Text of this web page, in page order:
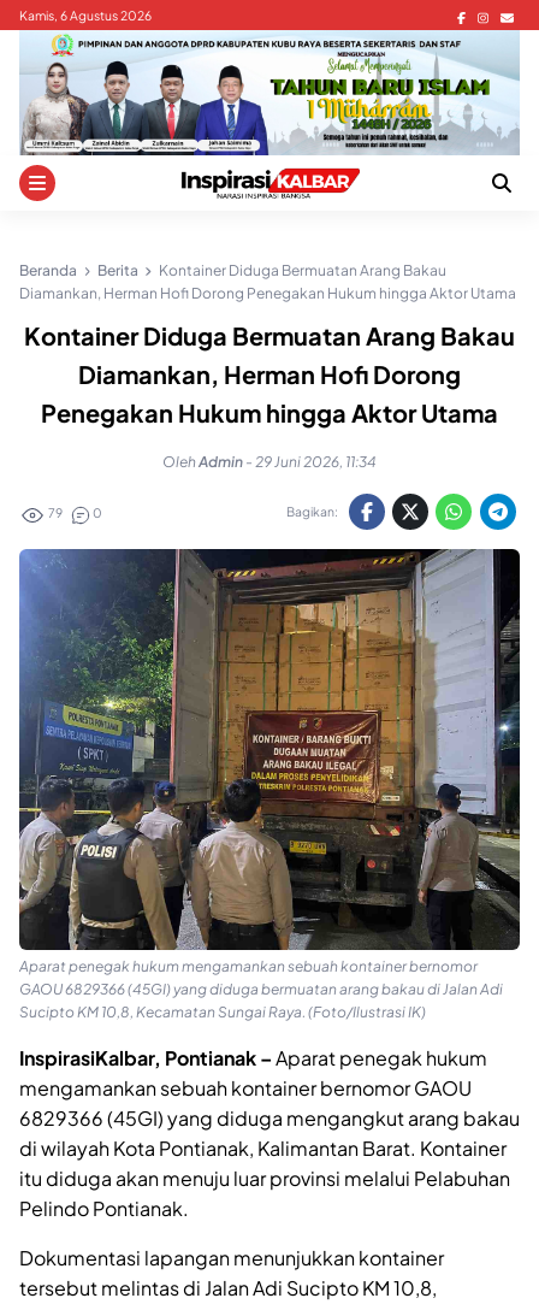
Skip
content
Kamis, 6 Agustus 2026
Beranda Berita
Kontainer Diduga Bermuatan Arang Bakau
Diamankan, Herman Hofi Dorong Penegakan Hukum hingga Aktor Utama
Kontainer Diduga Bermuatan Arang Bakau
Diamankan, Herman Hofi Dorong
Penegakan Hukum hingga Aktor Utama
OlehAdmin - 29 Juni 2026, 11:34
79 0 Bagikan:
Aparat penegak hukum mengamankan sebuah kontainer bernomor
GAOU 6829366 (45GI) yang diduga bermuatan arang bakau di Jalan Adi
Sucipto KM 10,8, Kecamatan Sungai Raya. (Foto/Ilustrasi IK)
InspirasiKalbar, Pontianak –Aparat penegak hukum
mengamankan sebuah kontainer bernomor GAOU
6829366 (45GI) yang diduga mengangkut arang bakau
di wilayah Kota Pontianak, Kalimantan Barat. Kontainer
itu diduga akan menuju luar provinsi melalui Pelabuhan
Pelindo Pontianak.
Dokumentasi lapangan menunjukkan kontainer
tersebut melintas di Jalan Adi Sucipto KM 10,8,